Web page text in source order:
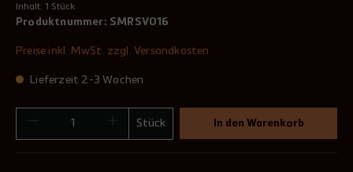
Inhalt: 1 Stück
Produktnummer: SMRSV016
Preise inkl. MwSt. zzgl. Versandkosten
Lieferzeit 2-3 Wochen
Stück In den Warenkorb